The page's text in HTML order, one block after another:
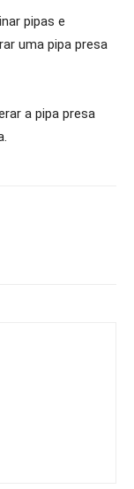
pipas e
uma pipa presa
a pipa presa